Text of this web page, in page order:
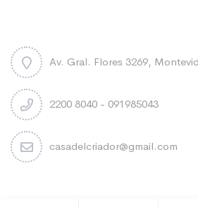
Av. Gral. Flores 3269,
2200 8040 - 091985043
casadelcriador@gmail.com